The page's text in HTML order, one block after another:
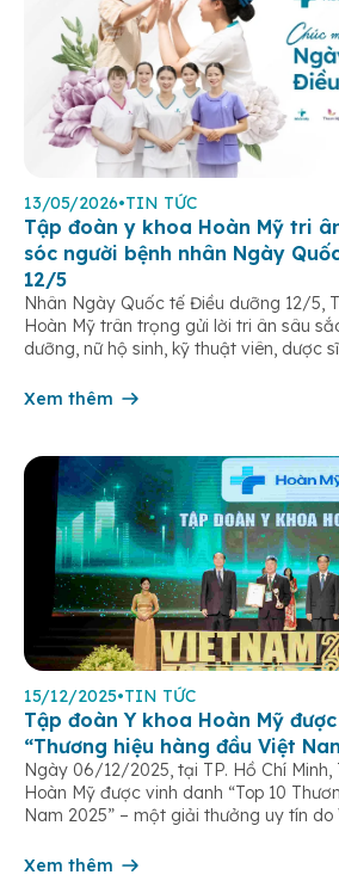
13/05/2026•TIN TỨC
Tập đoàn y khoa Hoàn Mỹ tri
sóc người bệnh nhân Ngày
12/5
Nhân Ngày Quốc tế Điều dưỡng 12/5,
Hoàn Mỹ trân trọng gửi lời tri ân sâu
dưỡng, nữ hộ sinh, kỹ thuật viên, dược
âm thầm đồng hành trên […]
Xem thêm
15/12/2025•TIN TỨC
Tập đoàn Y khoa Hoàn Mỹ
“Thương hiệu hàng đầu Việt
Ngày 06/12/2025, tại TP. Hồ Chí Minh,
Hoàn Mỹ được vinh danh “Top 10
Nam 2025” – một giải thưởng uy tín do
cứu Phát triển Doanh nghiệp Châu Á […]
Xem thêm